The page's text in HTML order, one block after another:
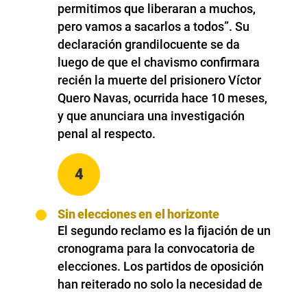
permitimos que liberaran a muchos,
pero vamos a sacarlos a todos”. Su
declaración grandilocuente se da
luego de que el chavismo confirmara
recién la muerte del prisionero Víctor
Quero Navas, ocurrida hace 10 meses,
y que anunciara una investigación
penal al respecto.
4
Sin elecciones en el horizonte
El segundo reclamo es la fijación de un
cronograma para la convocatoria de
elecciones. Los partidos de oposición
han reiterado no solo la necesidad de